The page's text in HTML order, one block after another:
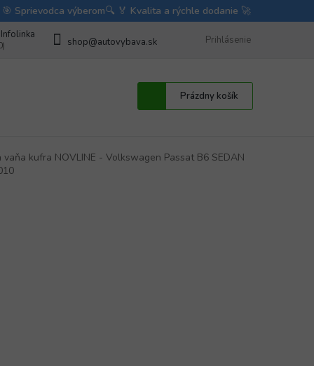
Fotorecenzie autodoplnkov od zákazníkov BLOG
shop@autovybava.sk Prihlásenie
Nákupný
košík
Prázdny košík
vaňa kufra NOVLINE - Volkswagen Passat B6 SEDAN